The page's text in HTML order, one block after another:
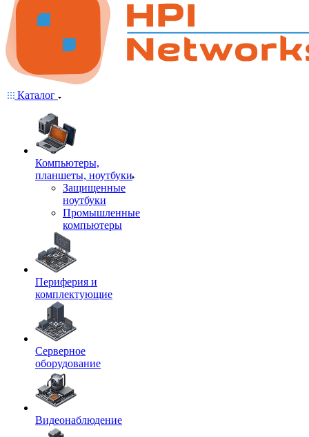
Каталог
Компьютеры,
планшеты, ноутбуки
Защищенные
ноутбуки
Промышленные
компьютеры
Периферия и
комплектующие
Серверное
оборудование
Видеонаблюдение